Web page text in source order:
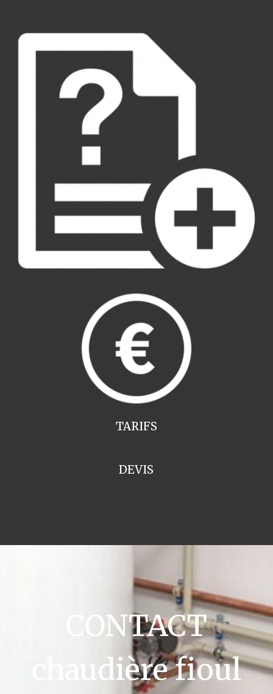
TARIFS
DEVIS
CONTACT
chaudière fioul